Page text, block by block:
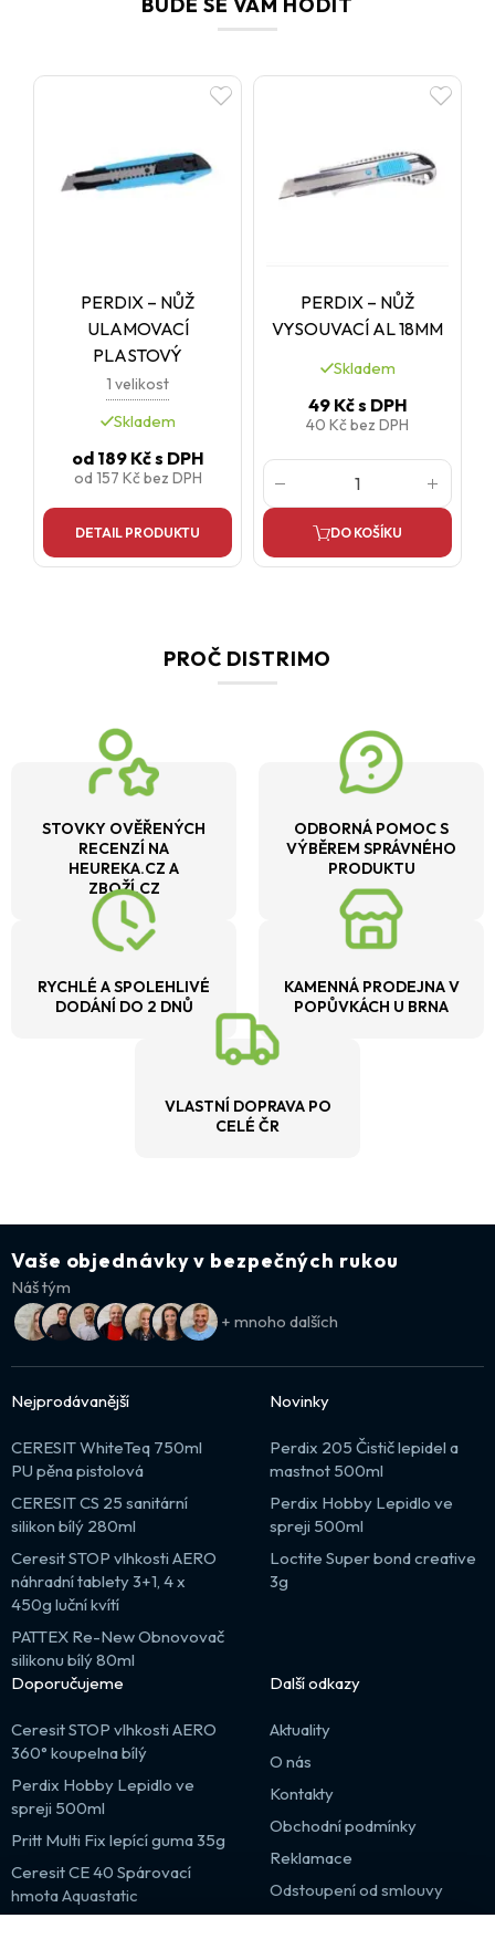
PERDIX – NŮŽ
ULAMOVACÍ
PLASTOVÝ
1 velikost
Skladem
od189 Kčs DPH
od 157 Kčbez DPH
DETAIL PRODUKTU
PERDIX – NŮŽ
VYSOUVACÍ AL 18MM
Skladem
49 Kčs DPH
40 Kčbez DPH
DO KOŠÍKU
PROČ DISTRIMO
STOVKY OVĚŘENÝCH
RECENZÍ NA
HEUREKA.CZ A
ZBOŽÍ.CZ
ODBORNÁ POMOC S
VÝBĚREM SPRÁVNÉHO
PRODUKTU
RYCHLÉ A SPOLEHLIVÉ
DODÁNÍ DO 2 DNŮ
KAMENNÁ PRODEJNA V
POPŮVKÁCH U BRNA
VLASTNÍ DOPRAVA PO
CELÉ ČR
Vaše objednávky v bezpečných rukou
Náš tým
+ mnoho dalších
Nejprodávanější
CERESIT WhiteTeq 750ml
PU pěna pistolová
CERESIT CS 25 sanitární
silikon bílý 280ml
Ceresit STOP vlhkosti AERO
náhradní tablety 3+1, 4 x
450g luční kvítí
PATTEX Re-New Obnovovač
silikonu bílý 80ml
Novinky
Perdix 205 Čistič lepidel a
mastnot 500ml
Perdix Hobby Lepidlo ve
spreji 500ml
Loctite Super bond creative
3g
Doporučujeme
Ceresit STOP vlhkosti AERO
360° koupelna bílý
Perdix Hobby Lepidlo ve
spreji 500ml
Pritt Multi Fix lepící guma 35g
Ceresit CE 40 Spárovací
hmota Aquastatic
Další odkazy
Aktuality
O nás
Kontakty
Obchodní podmínky
Reklamace
Odstoupení od smlouvy
Výprodej